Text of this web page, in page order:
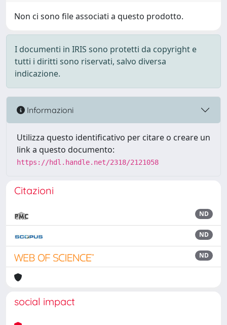
Non ci sono file associati a questo prodotto.
I documenti in IRIS sono protetti da copyright e
tutti i diritti sono riservati, salvo diversa
indicazione.
Informazioni
Utilizza questo identificativo per citare o creare un
link a questo documento:
https://hdl.handle.net/2318/2121058
Citazioni
ND
ND
ND
social impact